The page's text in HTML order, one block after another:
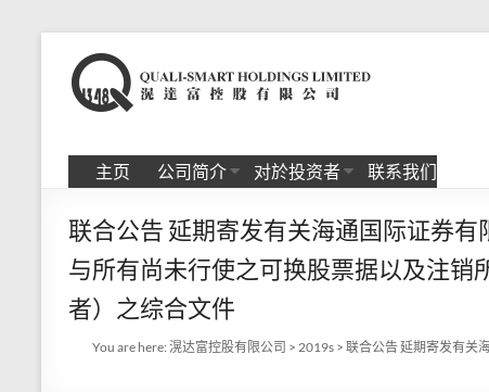
content
滉
达
富
控
股
有
限
公
主页
公司简介 对於投资者 联系我们
联合公告 延期寄发有关海通国际证券
与所有尚未行使之可换股票据以及注
者）之综合文件
You are here: 滉达富控股有限公司 > 2019s > 联合公告 延期寄发有关